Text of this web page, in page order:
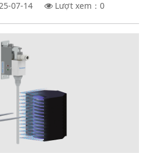
07-14 Lượt xem： 0